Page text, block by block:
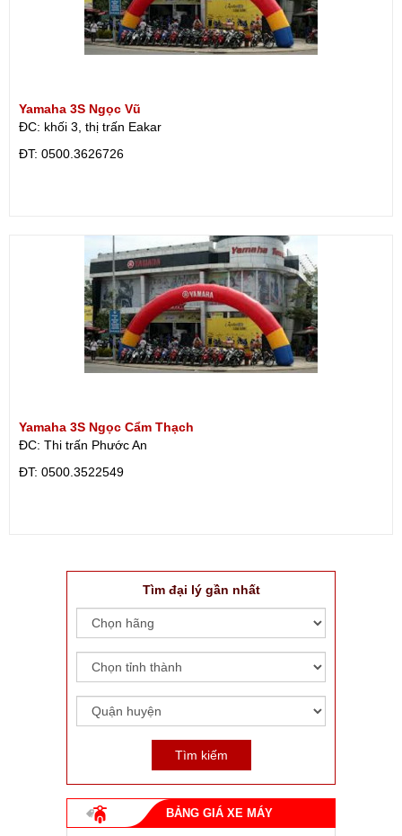
Yamaha 3S Ngọc Vũ
ĐC: khối 3, thị trấn Eakar
ÐT: 0500.3626726
Yamaha 3S Ngọc Cẩm Thạch
ĐC: Thi trấn Phước An
ÐT: 0500.3522549
Tìm đại lý gần nhất
BẢNG GIÁ XE MÁY